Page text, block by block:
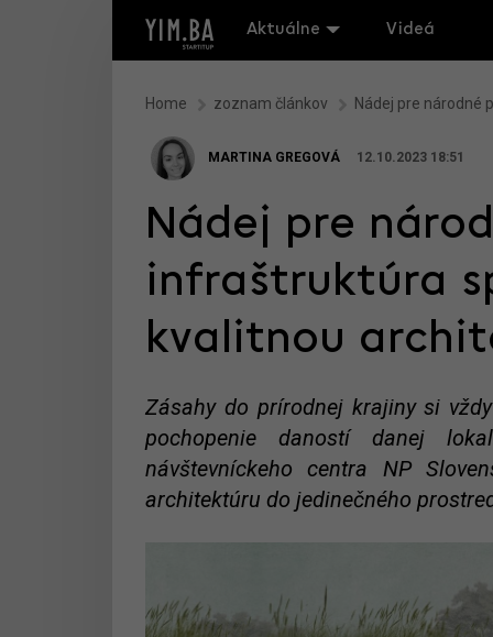
Aktuálne Videá
Home zoznam článkov Nádej pre národné
MARTINA GREGOVÁ 12.10.2023 18:51
Nádej pre
infraštruktúra
kvalitnou
Zásahy do prírodnej krajiny si
pochopenie daností danej
návštevníckeho centra NP
architektúru do jedinečného